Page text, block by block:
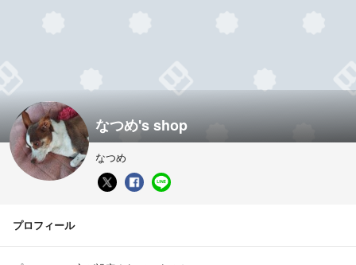
なつめ's shop
なつめ
プロフィール